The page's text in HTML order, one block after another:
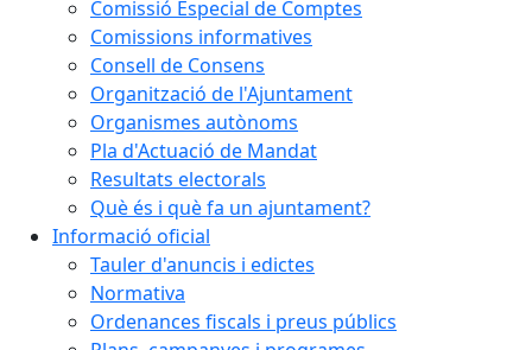
Comissió Especial de Comptes
Comissions informatives
Consell de Consens
Organització de l'Ajuntament
Organismes autònoms
Pla d'Actuació de Mandat
Resultats electorals
Què és i què fa un ajuntament?
Informació oficial
Tauler d'anuncis i edictes
Normativa
Ordenances fiscals i preus públics